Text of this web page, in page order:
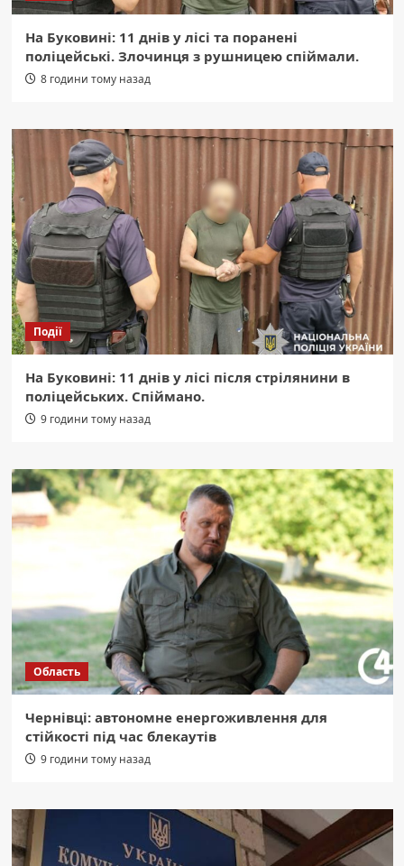
На Буковині: 11 днів у лісі та поранені
поліцейські. Злочинця з рушницею спіймали.
8 години тому назад
Події
На Буковині: 11 днів у лісі після стрілянини в
поліцейських. Спіймано.
9 години тому назад
Область
Чернівці: автономне енергоживлення для
стійкості під час блекаутів
9 години тому назад